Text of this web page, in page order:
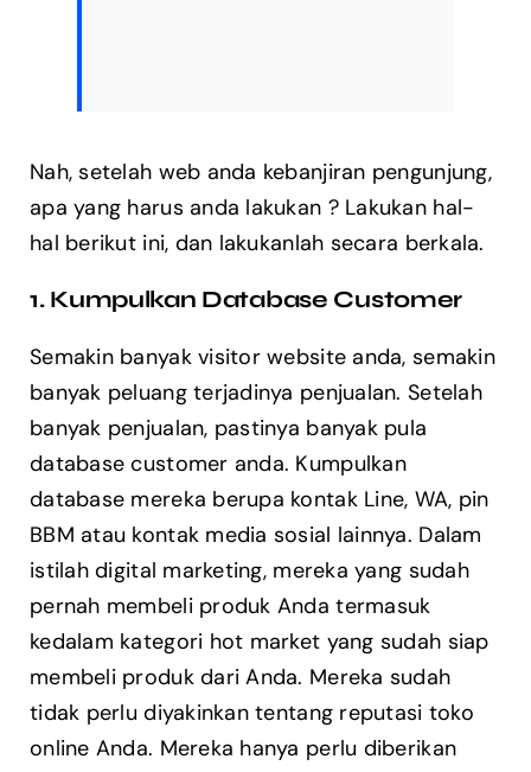
Nah, setelah web anda kebanjiran pengunjung,
apa yang harus anda lakukan ? Lakukan hal-
hal berikut ini, dan lakukanlah secara berkala.
1. Kumpulkan Database Customer
Semakin banyak visitor website anda, semakin
banyak peluang terjadinya penjualan. Setelah
banyak penjualan, pastinya banyak pula
database customer anda. Kumpulkan
database mereka berupa kontak Line, WA, pin
BBM atau kontak media sosial lainnya. Dalam
istilah digital marketing, mereka yang sudah
pernah membeli produk Anda termasuk
kedalam kategori hot market yang sudah siap
membeli produk dari Anda. Mereka sudah
tidak perlu diyakinkan tentang reputasi toko
online Anda. Mereka hanya perlu diberikan